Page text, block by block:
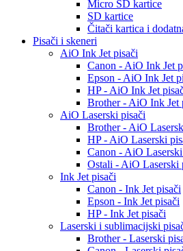
Micro SD kartice
SD kartice
Čitači kartica i
Pisači i skeneri
AiO Ink Jet pisači
Canon - AiO Ink Jet
Epson - AiO Ink Jet
HP - AiO Ink Jet
Brother - AiO Ink Jet
AiO Laserski pisači
Brother - AiO
HP - AiO Laserski
Canon - AiO
Ostali - AiO Laserski
Ink Jet pisači
Canon - Ink Jet pisači
Epson - Ink Jet pisači
HP - Ink Jet pisači
Laserski i sublimacijski
Brother - Laserski